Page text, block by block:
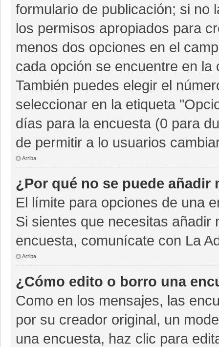
formulario de publicación; si no
los permisos apropiados para
menos dos opciones en el
cada opción se encuentre en
También puedes elegir el
seleccionar en la etiqueta
días para la encuesta (0 para
de permitir a lo usuarios
Arriba
¿Por qué no se puede añadir
El límite para opciones de una
Si sientes que necesitas añadir
encuesta, comunícate con La
Arriba
¿Cómo edito o borro una
Como en los mensajes, las
por su creador original, un
una encuesta, haz clic para